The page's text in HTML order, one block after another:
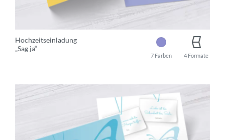
Hochzeitseinladung
„Sag ja“
4 Formate
7 Farben